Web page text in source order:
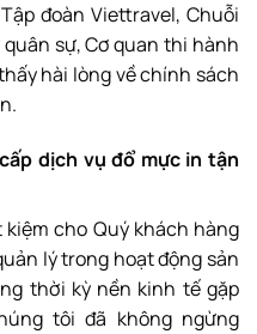
đoàn Viettravel, Chuỗi
sự, Cơ quan thi hành
hài lòng về chính sách
dịch vụ đổ mực in tận
cho Quý khách hàng
lý trong hoạt động sản
thời kỳ nền kinh tế gặp
tôi đã không ngừng